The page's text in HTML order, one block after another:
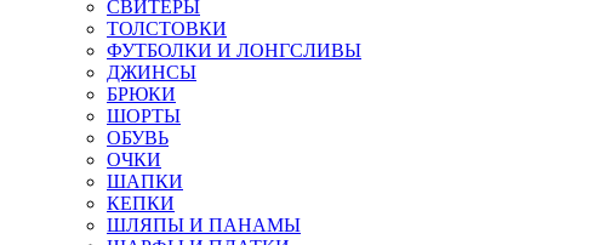
СВИТЕРЫ
ТОЛСТОВКИ
ФУТБОЛКИ И ЛОНГСЛИВЫ
ДЖИНСЫ
БРЮКИ
ШОРТЫ
ОБУВЬ
ОЧКИ
ШАПКИ
КЕПКИ
ШЛЯПЫ И ПАНАМЫ